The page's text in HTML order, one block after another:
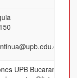
UPB Bucaramanga